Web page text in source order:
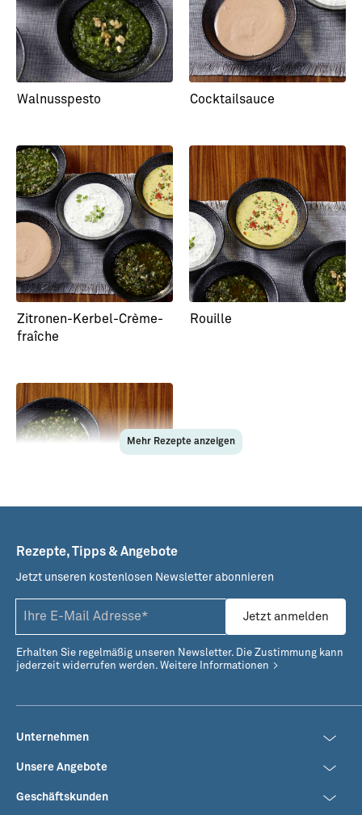
Walnusspesto Cocktailsauce
Zitronen-Kerbel-Crème-
fraîche
Rouille
Salsa verde
Mehr Rezepte anzeigen
Unternehmen
Unsere Angebote
Geschäftskunden
Rezepte, Tipps & Angebote
Jetzt unseren kostenlosen Newsletter abonnieren
Jetzt anmelden
Erhalten Sie regelmäßig unseren Newsletter. Die Zustimmung kann
jederzeit widerrufen werden. Weitere Informationen